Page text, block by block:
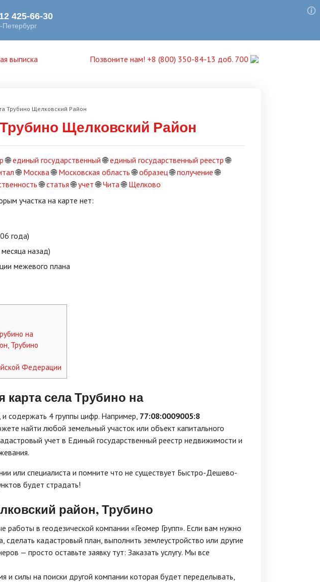
выписка Позвоните нам! +8 (800) 350-84-13 доб. 700
Трубино Щелковский Район
Щелковский Район
🌐единый государственный🌐единый государственный реестр🌐
🌐Москва🌐Московская область🌐образец🌐получение🌐
🌐статья🌐учет🌐Чита🌐Щелково
участка на карте нет:
года)
назад)
межевого плана
на
Трубино
Федерации
карта села Трубино на
содержать 4 группы цифр. Например, 77:08:0009005:8
найти любой земельный участок или объект капитального
учет в Единый государственный реестр недвижимости и
или специалиста и помните что не существует Быстро-Дешево-
будет страдать!
район, Трубино
в геодезической компании «Геомер Групп». Если вам нужно
сделать кадастровый план, выполнить землеустройство или другие
— просто оставьте заявку тут: Заказать услугу. Мы все
и силы на поиски другой компании которая будет переделывать,